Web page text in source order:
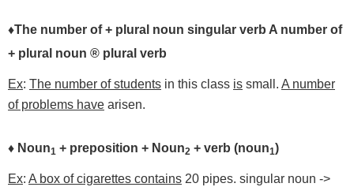
♦The number of + plural noun singular verb A number of
+ plural noun ® plural verb
Ex: The number of students in this class is small. A number
of problems have arisen.
♦ Noun1 + preposition + Noun2 + verb (noun1)
Ex: A box of cigarettes contains 20 pipes. singular noun ->